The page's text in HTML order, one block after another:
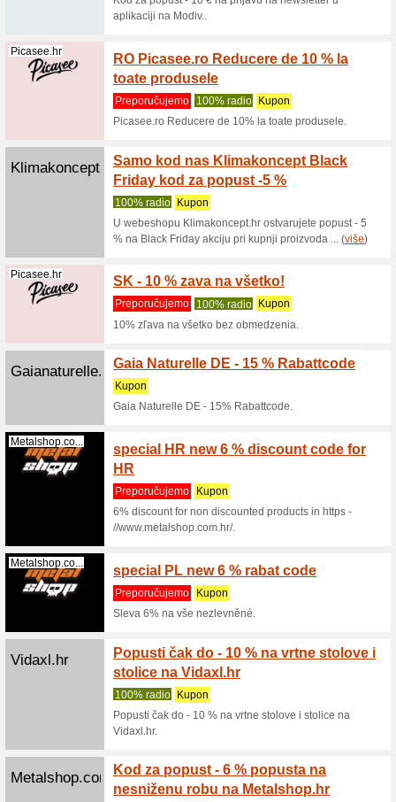
Popust
(više)
Dedoles.hr 15 %
Kupon
Metalshop.co... new 6
Modivo.hr
Kod